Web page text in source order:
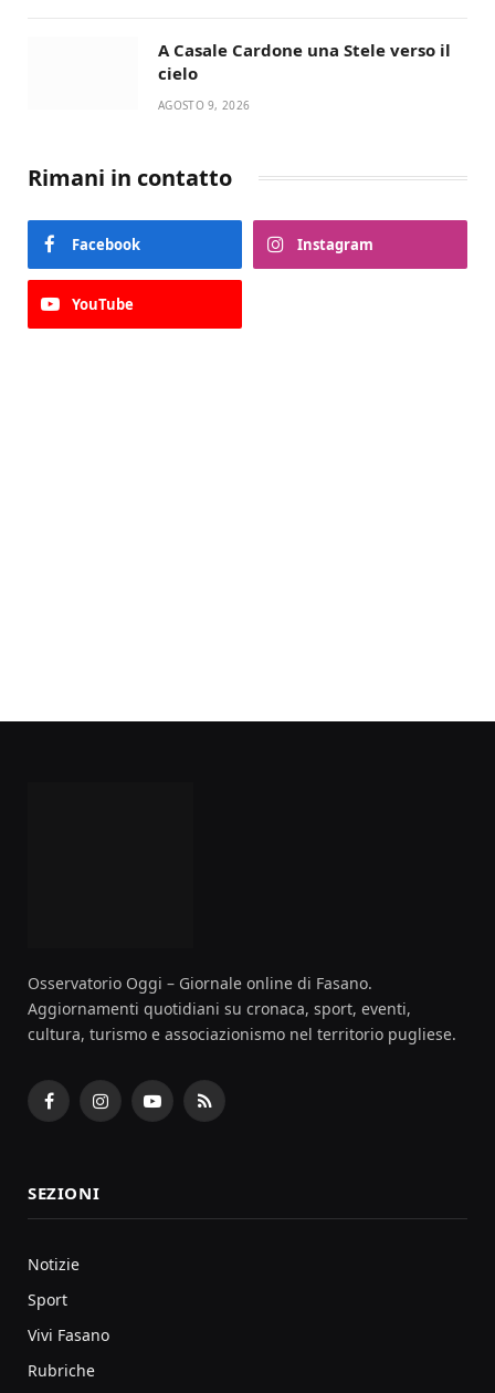
A Casale Cardone una Stele verso il
cielo
AGOSTO 9, 2026
Rimani in contatto
Facebook Instagram
YouTube
Osservatorio Oggi – Giornale online di Fasano.
Aggiornamenti quotidiani su cronaca, sport, eventi,
cultura, turismo e associazionismo nel territorio pugliese.
FacebookInstagramYouTubeRSS
SEZIONI
Notizie
Sport
Vivi Fasano
Rubriche